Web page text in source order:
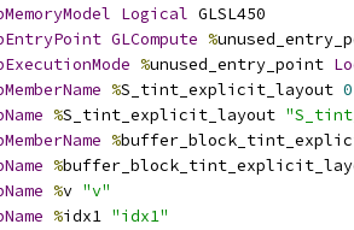
Logical GLSL450
GLCompute %
%unused_entry_point
%S_tint_explicit_layout 0
%S_tint_explicit_layout
%
%
%v "v"
%idx1 "idx1"